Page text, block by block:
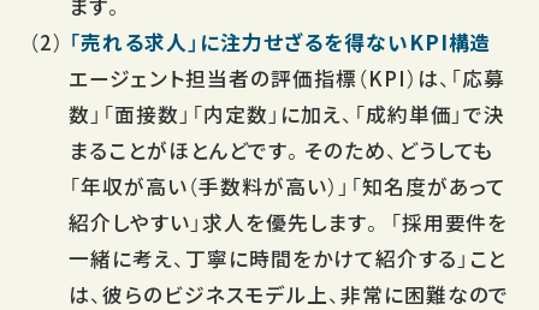
「売れる求人」に注力せざるを得ないKPI構造
エージェント担当者の評価指標（KPI）は、「応募
数」「面接数」「内定数」に加え、「成約単価」で決
まることがほとんどです。そのため、どうしても
「年収が高い（手数料が高い）」「知名度があって
紹介しやすい」求人を優先します。 「採用要件を
一緒に考え、丁寧に時間をかけて紹介する」こと
は、彼らのビジネスモデル上、非常に困難なので